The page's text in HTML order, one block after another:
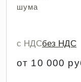
шума
с НДСбез НДС
от 10 000